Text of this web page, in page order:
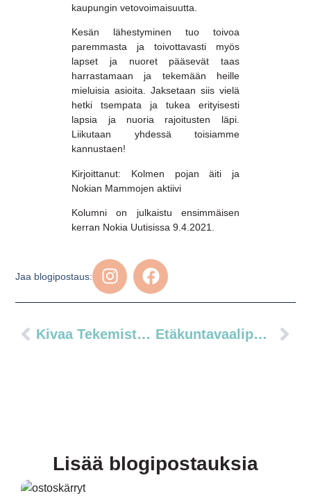
kaupungin vetovoimaisuutta.
Kesän lähestyminen tuo toivoa
paremmasta ja toivottavasti myös
lapset ja nuoret pääsevät taas
harrastamaan ja tekemään heille
mieluisia asioita. Jaksetaan siis vielä
hetki tsempata ja tukea erityisesti
lapsia ja nuoria rajoitusten läpi.
Liikutaan yhdessä toisiamme
kannustaen!
Kirjoittanut: Kolmen pojan äiti ja
Nokian Mammojen aktiivi
Kolumni on julkaistu ensimmäisen
kerran Nokia Uutisissa 9.4.2021.
Jaa blogipostaus:
Kivaa Tekemistä Pääsiäiseksi! Etäkuntavaalipaneeli 1/6: Lapsiperheiden Nokia
Lisää blogipostauksia